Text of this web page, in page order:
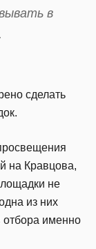
в
сделать
на Кравцова,
не
из них
отбора именно